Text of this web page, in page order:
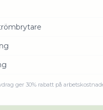
ger 30% rabatt på